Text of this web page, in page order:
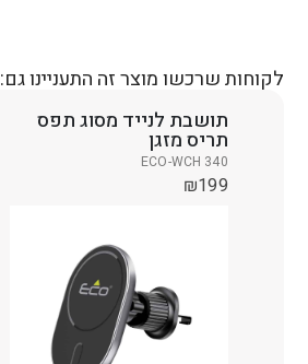
לקוחות שרכשו מוצר זה התעניינו גם:
תושבת לנייד מסוג תפס
תריס מזגן
ECO-WCH 340
₪199